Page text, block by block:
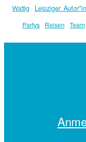
Wattig
Leipziger
Partys
Reisen Team